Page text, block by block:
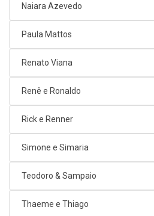
Naiara Azevedo
Paula Mattos
Renato Viana
Renê e Ronaldo
Rick e Renner
Simone e Simaria
Teodoro & Sampaio
Thaeme e Thiago